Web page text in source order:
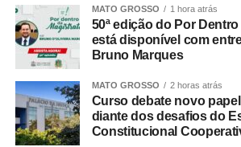
citação da Agência Senado)
Fonte:Agência Senado
COMENTE ABAIXO:
MATO GROSSO 1 hora atrás
50ª edição do Por
está disponível com
Bruno Marques
MATO GROSSO 2 horas atrás
Curso debate novo
diante dos desafios do
Constitucional